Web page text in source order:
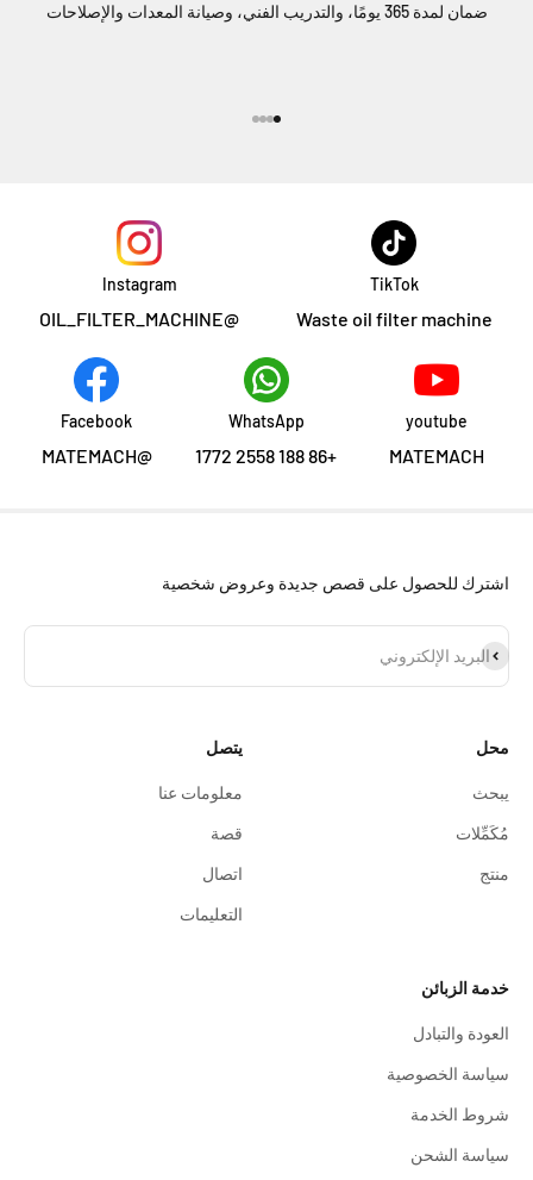
ضمان لمدة 365 يومًا، والتدريب الفني، وصيانة المعدات والإصلاحات
TikTok
Waste oil filter machine
Instagram
@OIL_FILTER_MACHINE
youtube
MATEMACH
WhatsApp
+86 188 2558 1772
Facebook
@MATEMACH
اشترك للحصول على قصص جديدة وعروض شخصية
البريد الإلكتروني
محل
يبحث
مُكَمِّلات
منتج
يتصل
معلومات عنا
قصة
اتصال
التعليمات
خدمة الزبائن
العودة والتبادل
سياسة الخصوصية
شروط الخدمة
سياسة الشحن